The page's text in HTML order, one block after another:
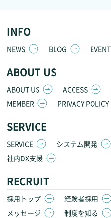
INFO
NEWS BLOG EVENT
ABOUT US
ABOUT US ACCESS
MEMBER
PRIVACY POLICY
SERVICE
SERVICE システム開発
社内DX支援
RECRUIT
採用トップ 経験者採用
メッセージ
制度を知る